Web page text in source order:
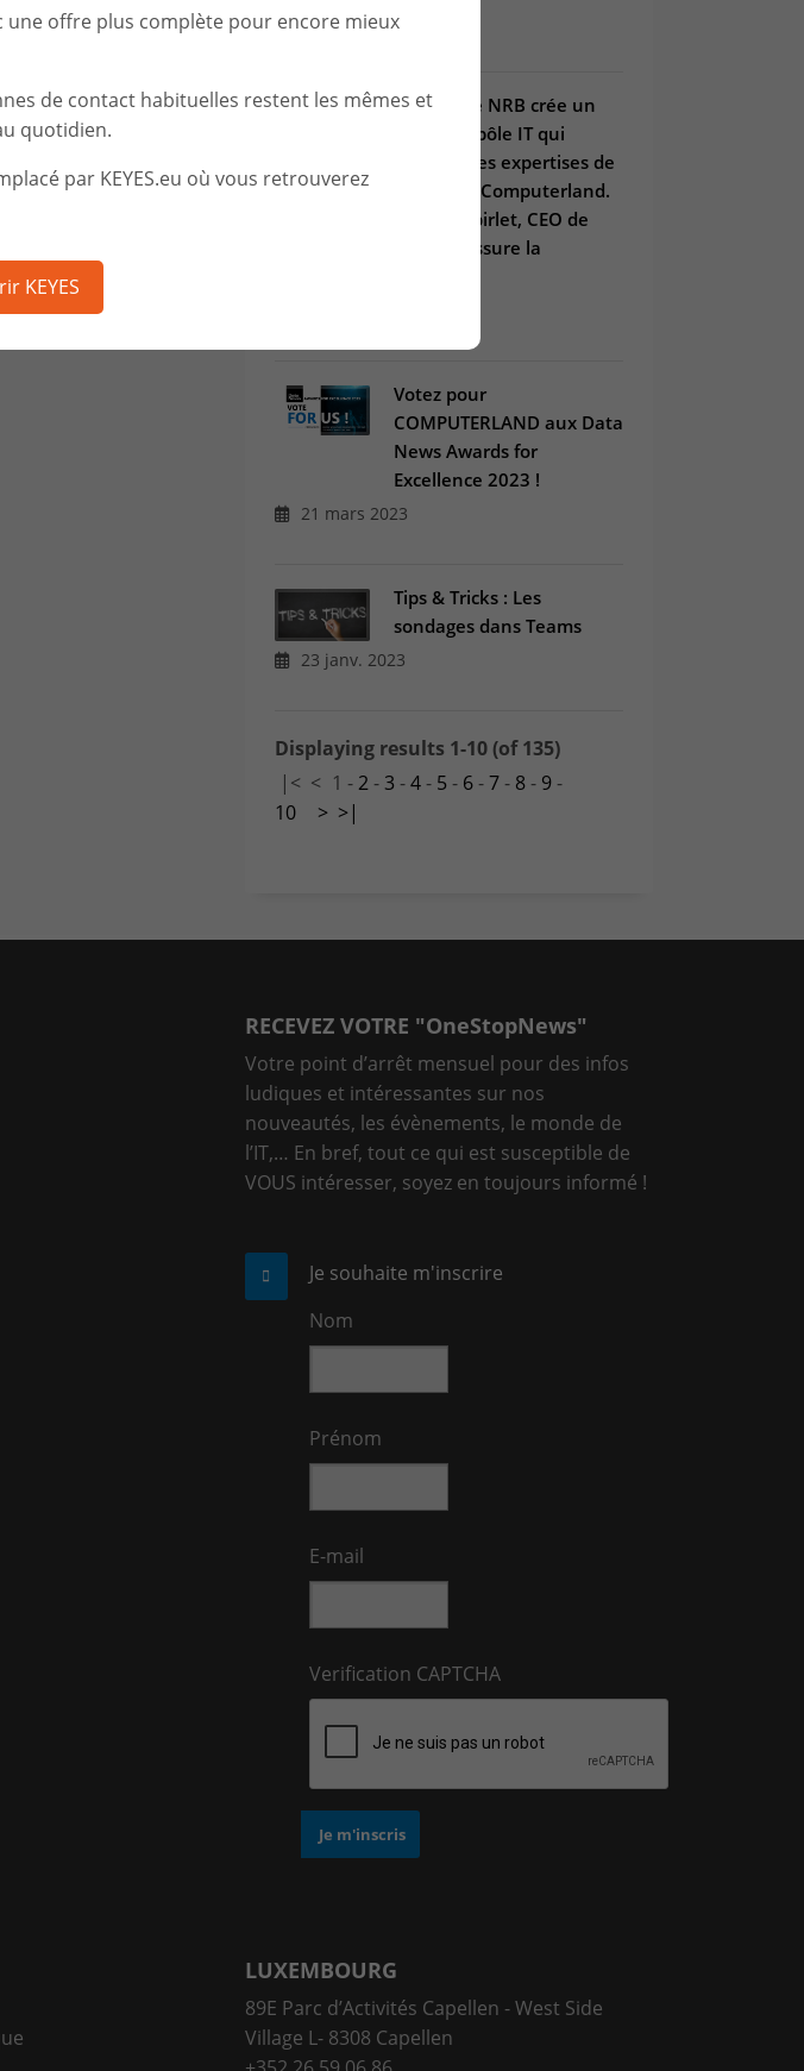
une offre plus complète pour encore mieux
de contact habituelles restent les mêmes et
quotidien.
par KEYES.eu où vous retrouverez
KEYES
03 juil. 2025
Le Groupe NRB crée un
nouveau pôle IT qui
combine les expertises de
Win et de Computerland.
Arnaud Spirlet, CEO de
Win, en assure la
Votez pour
COMPUTERLAND aux Data
News Awards for
Excellence 2023 !
21 mars 2023
Tips & Tricks : Les
sondages dans Teams
23 janv. 2023
Displaying results 1-10 (of 135)
|< < 1 - 2- 3 -4- 5 - 6-7- 8- 9-
10
> >|
RECEVEZ VOTRE "OneStopNews"
Votre point d’arrêt mensuel pour des infos
ludiques et intéressantes sur nos
nouveautés, les évènements, le monde de
l’IT,… En bref, tout ce qui est susceptible de
VOUS intéresser, soyez en toujours informé !
Je souhaite m'inscrire
Nom
Prénom
E-mail
Verification CAPTCHA
LUXEMBOURG
89E Parc d’Activités Capellen - West Side
Village L- 8308 Capellen